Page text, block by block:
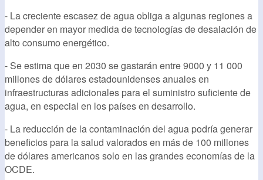
- La creciente escasez de agua obliga a algunas regiones a
depender en mayor medida de tecnologías de desalación de
alto consumo energético.
- Se estima que en 2030 se gastarán entre 9000 y 11 000
millones de dólares estadounidenses anuales en
infraestructuras adicionales para el suministro suficiente de
agua, en especial en los países en desarrollo.
- La reducción de la contaminación del agua podría generar
beneficios para la salud valorados en más de 100 millones
de dólares americanos solo en las grandes economías de la
OCDE.